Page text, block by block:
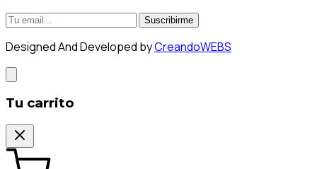
Suscribirme
Designed And Developed byCreandoWEBS
Tu carrito